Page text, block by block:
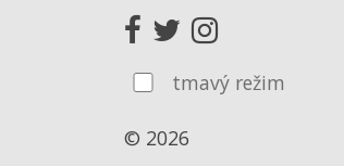
tmavý režim
© 2026